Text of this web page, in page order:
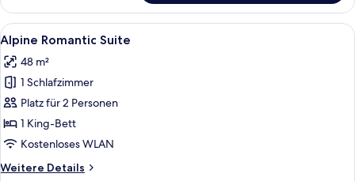
Superior
Room
Alle
Fotos
für
Alpine
Romantic
Suite
anzeigen
Ein modernes Schlafzimmer mit
6
Alpine Romantic Suite
48 m²
1 Schlafzimmer
Platz für 2 Personen
1 King-Bett
Kostenloses WLAN
Weitere Details
Weitere